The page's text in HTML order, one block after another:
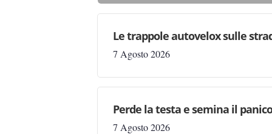
Le trappole autovelox sulle
7 Agosto 2026
Perde la testa e semina il
7 Agosto 2026